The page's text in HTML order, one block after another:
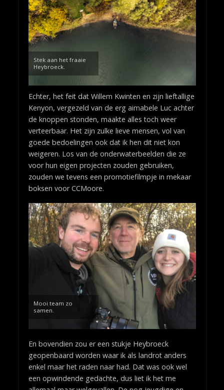
Stek aan het fraaie
Heybroeck.
Echter, het feit dat Willem Kwinten en zijn lieftallige
Kenyon, vergezeld van de erg aimabele Luc achter
de knoppen stonden, maakte alles toch weer
verteerbaar. Het zijn zulke lieve mensen, vol van
goede bedoelingen ook dat ik hen dit niet kon
weigeren. Los van de onderwaterbeelden die ze
voor hun eigen projecten zouden gebruiken,
zouden we tevens een promotiefilmpje in mekaar
boksen voor CCMoore.
Mooi team zo
samen.
En bovendien zou er een stukje Heybroeck
geopenbaard worden waar ik als landrot anders
enkel maar het raden naar had. Dat was ook wel
een opwindende gedachte, dus liet ik het me